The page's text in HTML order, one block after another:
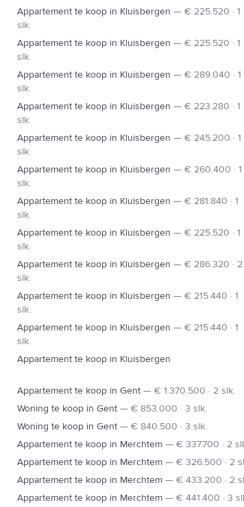
Appartement te koop in Kluisbergen — € 225.520 · 1
slk.
Appartement te koop in Kluisbergen — € 225.520 · 1
slk.
Appartement te koop in Kluisbergen — € 289.040 · 1
slk.
Appartement te koop in Kluisbergen — € 223.280 · 1
slk.
Appartement te koop in Kluisbergen — € 245.200 · 1
slk.
Appartement te koop in Kluisbergen — € 260.400 · 1
slk.
Appartement te koop in Kluisbergen — € 281.840 · 1
slk.
Appartement te koop in Kluisbergen — € 225.520 · 1
slk.
Appartement te koop in Kluisbergen — € 286.320 · 2
slk.
Appartement te koop in Kluisbergen — € 215.440 · 1
slk.
Appartement te koop in Kluisbergen — € 215.440 · 1
slk.
Appartement te koop in Kluisbergen
Appartement te koop in Gent— € 1.370.500 · 2 slk.
Woning te koop in Gent— € 853.000 · 3 slk.
Woning te koop in Gent— € 840.500 · 3 slk.
Appartement te koop in Merchtem— € 337.700 · 2
Appartement te koop in Merchtem— € 326.500 · 2
Appartement te koop in Merchtem— € 433.200 · 2
Appartement te koop in Merchtem— € 441.400 · 3